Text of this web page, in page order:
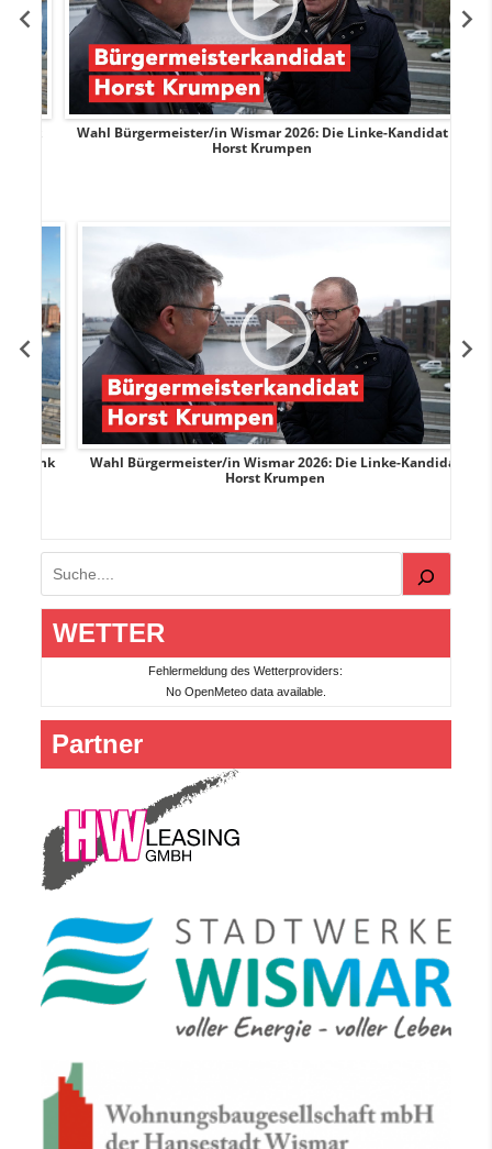
Wahl Bürgermeister/in Wismar 2026: Die Linke-Kandidat
Horst Krumpen
Wahl Bürgermeister/in Wismar 2026: Die Linke-Kandidat
Horst Krumpen
Suchen
WETTER
Fehlermeldung des Wetterproviders:
No OpenMeteo data available.
Partner